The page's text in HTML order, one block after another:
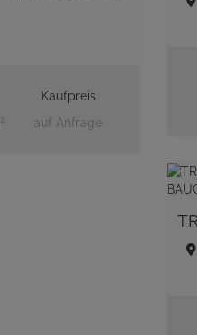
2
Kaufpreis
auf Anfrage